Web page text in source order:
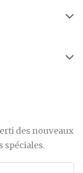
des nouveaux
spéciales.